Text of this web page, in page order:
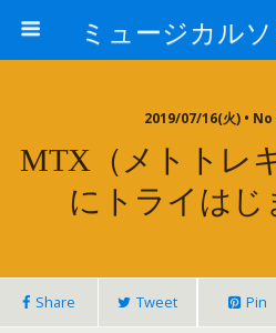
2019/07/16(火) •
MTX（メトトレ
にトライはじ
Share Tweet Pin